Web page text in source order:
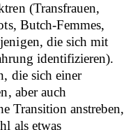
(Transfrauen,
Butch-Femmes,
die sich mit
identifizieren).
die sich einer
aber auch
Transition anstreben,
als etwas